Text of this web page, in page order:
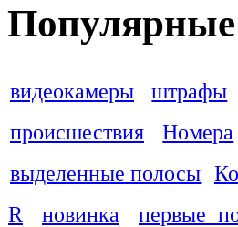
Популярные
видеокамеры штрафы
происшествия
Номера
выделенные полосы
R
новинка первые